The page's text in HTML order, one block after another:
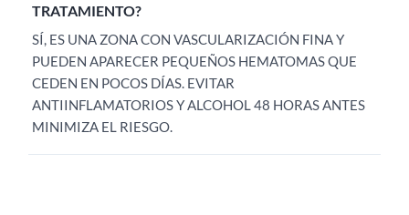
TRATAMIENTO?
SÍ, ES UNA ZONA CON VASCULARIZACIÓN FINA Y
PUEDEN APARECER PEQUEÑOS HEMATOMAS QUE
CEDEN EN POCOS DÍAS. EVITAR
ANTIINFLAMATORIOS Y ALCOHOL 48 HORAS ANTES
MINIMIZA EL RIESGO.